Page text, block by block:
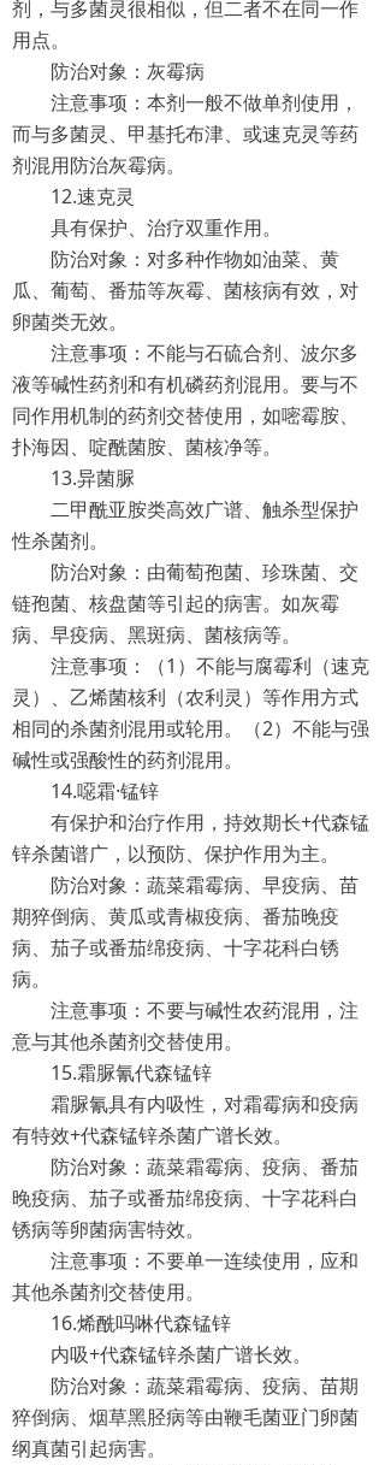
剂，与多菌灵很相似，但二者不在同一作
用点。
防治对象：灰霉病
注意事项：本剂一般不做单剂使用，
而与多菌灵、甲基托布津、或速克灵等药
剂混用防治灰霉病。
12.速克灵
具有保护、治疗双重作用。
防治对象：对多种作物如油菜、黄
瓜、葡萄、番茄等灰霉、菌核病有效，对
卵菌类无效。
注意事项：不能与石硫合剂、波尔多
液等碱性药剂和有机磷药剂混用。要与不
同作用机制的药剂交替使用，如嘧霉胺、
扑海因、啶酰菌胺、菌核净等。
13.异菌脲
二甲酰亚胺类高效广谱、触杀型保护
性杀菌剂。
防治对象：由葡萄孢菌、珍珠菌、交
链孢菌、核盘菌等引起的病害。如灰霉
病、早疫病、黑斑病、菌核病等。
注意事项：（1）不能与腐霉利（速克
灵）、乙烯菌核利（农利灵）等作用方式
相同的杀菌剂混用或轮用。（2）不能与强
碱性或强酸性的药剂混用。
14.噁霜·锰锌
有保护和治疗作用，持效期长+代森锰
锌杀菌谱广，以预防、保护作用为主。
防治对象：蔬菜霜霉病、早疫病、苗
期猝倒病、黄瓜或青椒疫病、番茄晚疫
病、茄子或番茄绵疫病、十字花科白锈
病。
注意事项：不要与碱性农药混用，注
意与其他杀菌剂交替使用。
15.霜脲氰代森锰锌
霜脲氰具有内吸性，对霜霉病和疫病
有特效+代森锰锌杀菌广谱长效。
防治对象：蔬菜霜霉病、疫病、番茄
晚疫病、茄子或番茄绵疫病、十字花科白
锈病等卵菌病害特效。
注意事项：不要单一连续使用，应和
其他杀菌剂交替使用。
16.烯酰吗啉代森锰锌
内吸+代森锰锌杀菌广谱长效。
防治对象：蔬菜霜霉病、疫病、苗期
猝倒病、烟草黑胫病等由鞭毛菌亚门卵菌
纲真菌引起病害。